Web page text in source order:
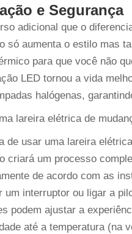
e Segurança
adicional que o
só aumenta o estilo mas
para que você não
LED tornou a vida
halógenas,
lareira elétrica de
de usar uma lareira
criará um processo
de acordo com as
um interruptor ou ligar a
podem ajustar a
até a temperatura (na